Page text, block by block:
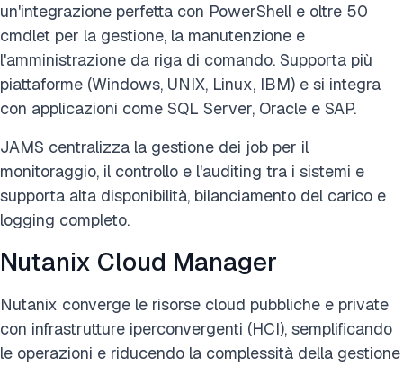
un'integrazione perfetta con PowerShell e oltre 50
cmdlet per la gestione, la manutenzione e
l'amministrazione da riga di comando. Supporta più
piattaforme (Windows, UNIX, Linux, IBM) e si integra
con applicazioni come SQL Server, Oracle e SAP.
JAMS centralizza la gestione dei job per il
monitoraggio, il controllo e l'auditing tra i sistemi e
supporta alta disponibilità, bilanciamento del carico e
logging completo.
Nutanix Cloud Manager
Nutanix converge le risorse cloud pubbliche e private
con infrastrutture iperconvergenti (HCI), semplificando
le operazioni e riducendo la complessità della gestione